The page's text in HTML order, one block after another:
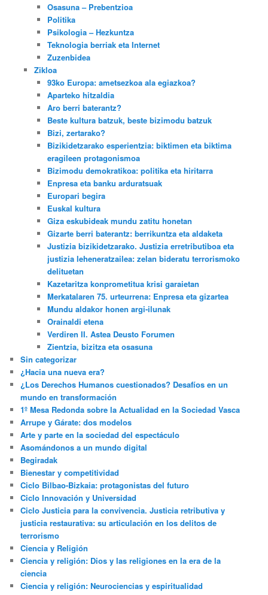
Osasuna – Prebentzioa
Politika
Psikologia – Hezkuntza
Teknologia berriak eta Internet
Zuzenbidea
Zikloa
93ko Europa: ametsezkoa ala egiazkoa?
Aparteko hitzaldia
Aro berri baterantz?
Beste kultura batzuk, beste bizimodu batzuk
Bizi, zertarako?
Bizikidetzarako esperientzia: biktimen eta biktima
eragileen protagonismoa
Bizimodu demokratikoa: politika eta hiritarra
Enpresa eta banku arduratsuak
Europari begira
Euskal kultura
Giza eskubideak mundu zatitu honetan
Gizarte berri baterantz: berrikuntza eta aldaketa
Justizia bizikidetzarako. Justizia erretributiboa eta
justizia leheneratzailea: zelan bideratu terrorismoko
delituetan
Kazetaritza konprometitua krisi garaietan
Merkatalaren 75. urteurrena: Enpresa eta gizartea
Mundu aldakor honen argi-ilunak
Orainaldi etena
Verdiren II. Astea Deusto Forumen
Zientzia, bizitza eta osasuna
Sin categorizar
¿Hacia una nueva era?
¿Los Derechos Humanos cuestionados? Desafíos en un
mundo en transformación
1º Mesa Redonda sobre la Actualidad en la Sociedad Vasca
Arrupe y Gárate: dos modelos
Arte y parte en la sociedad del espectáculo
Asomándonos a un mundo digital
Begiradak
Bienestar y competitividad
Ciclo Bilbao-Bizkaia: protagonistas del futuro
Ciclo Innovación y Universidad
Ciclo Justicia para la convivencia. Justicia retributiva y
justicia restaurativa: su articulación en los delitos de
terrorismo
Ciencia y Religión
Ciencia y religión: Dios y las religiones en la era de la
ciencia
Ciencia y religión: Neurociencias y espiritualidad